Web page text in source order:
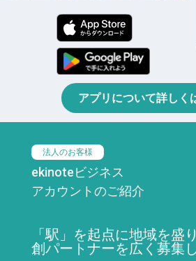
アプリについて詳しく
法人のお客様
ekinoteビジネス
アカウントのご紹介
「駅」を起点に地域を盛
創パートナーを広く募集